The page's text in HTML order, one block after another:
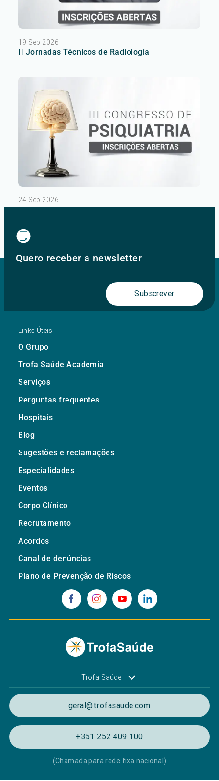
19 Sep 2026
II Jornadas Técnicos de Radiologia
24 Sep 2026
III Congresso de Psiquiatria – Dia 1
Quero receber a newsletter
Subscrever
Links Úteis
O Grupo
Trofa Saúde Academia
Serviços
Perguntas frequentes
Hospitais
Blog
Sugestões e reclamações
Especialidades
Eventos
Corpo Clínico
Recrutamento
Acordos
Canal de denúncias
Plano de Prevenção de Riscos
Trofa Saúde
geral@trofasaude.com
+351 252 409 100
(Chamada para rede fixa nacional)